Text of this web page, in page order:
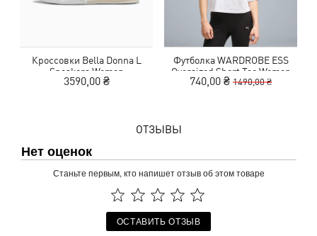
Кроссовки Bella Donna L
Sneakers Women
3590,00 ₴
Футболка WARDROBE ESS
Oversized Short Tee Women
740,00 ₴ 1490,00 ₴
ОТЗЫВЫ
Нет оценок
Станьте первым, кто напишет отзыв об этом товаре
ОСТАВИТЬ ОТЗЫВ